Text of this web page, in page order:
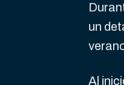
un
Al